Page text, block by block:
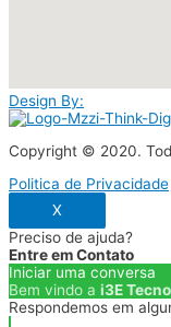
Design By:
Copyright © 2020.
Politica de Privacidade
X
Preciso de ajuda?
Entre em Contato
Iniciar uma conversa
Bem vindo a i3E
Respondemos em